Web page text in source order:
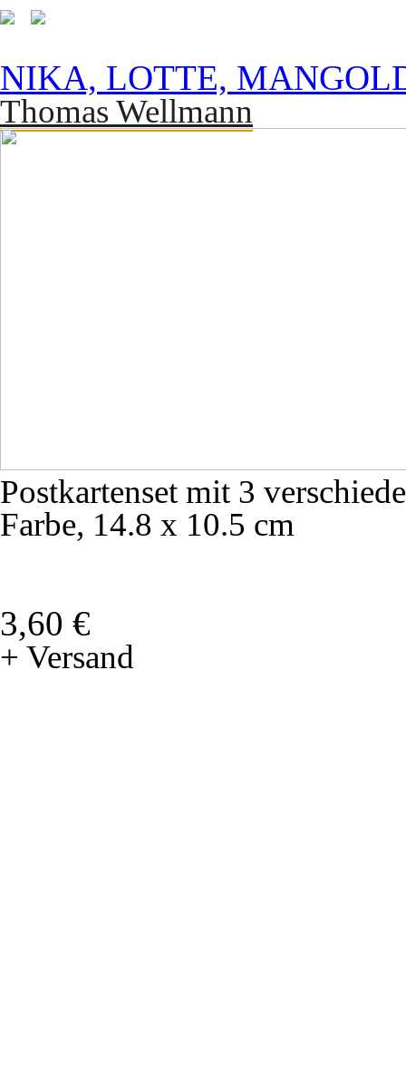
NIKA, LOTTE,
Thomas Wellmann
Postkartenset mit 3
Farbe, 14.8 x 10.5 cm
3,60 €
+ Versand